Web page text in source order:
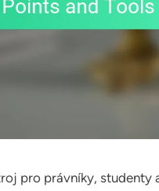
pro právníky, studenty